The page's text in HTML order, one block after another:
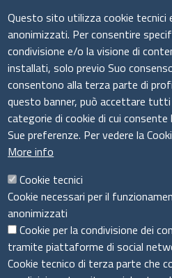
Cagliari (CA)
Tel:070.34961
Codice Fiscale e Partita IVA:
E-Mail:
Pec:
Sito web: www.csimprese.it
Seguici su
Questo sito utilizza cookie tecnici
anonimizzati. Per consentire
condivisione e/o la visione di
installati, solo previo Suo
consentono alla terza parte di
questo banner, può accettare tutti
categorie di cookie di cui
Sue preferenze. Per vedere la
More info
Cookie tecnici
Cookie necessari per il
anonimizzati
Cookie per la condivisione dei
tramite piattaforme di social
Cookie tecnico di terza parte che